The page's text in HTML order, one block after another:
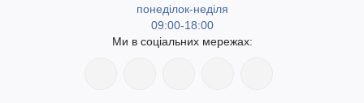
понеділок-неділя
09:00-18:00
Ми в соціальних мережах: